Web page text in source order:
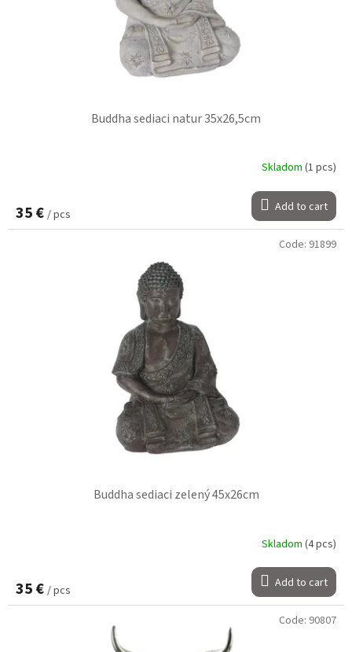
Buddha sediaci natur 35x26,5cm
Skladom (1 pcs)
35 € / pcs Add to cart
Buddha sediaci zelený 45x26cm
Skladom (4 pcs)
35 € / pcs Add to cart
Code: 91899
Code: 90807